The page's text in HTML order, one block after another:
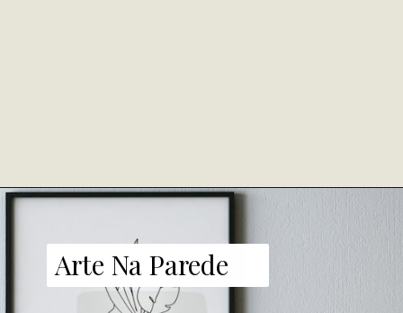
Arte Na Parede